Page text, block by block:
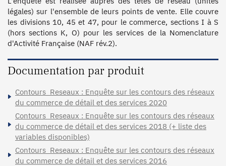
légales) sur l'ensemble de leurs points de vente. Elle couvre
les divisions 10, 45 et 47, pour le commerce, sections I à S
(hors sections K, O) pour les services de la Nomenclature
Documentation par produit
Contours_Reseaux : Enquête sur les contours des réseaux
du commerce de détail et des services 2020
Contours_Reseaux : Enquête sur les contours des réseaux
du commerce de détail et des services 2018 (+ liste des
variables disponibles)
Contours_Reseaux : Enquête sur les contours des réseaux
du commerce de détail et des services 2016